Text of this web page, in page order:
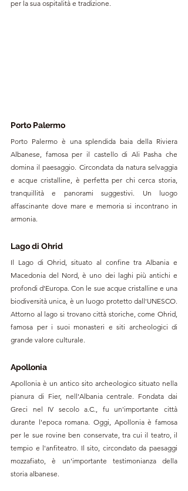
per la sua ospitalità e tradizione.
Porto Palermo
Porto Palermo è una splendida baia della Riviera
Albanese, famosa per il castello di Ali Pasha che
domina il paesaggio. Circondata da natura selvaggia
e acque cristalline, è perfetta per chi cerca storia,
tranquillità e panorami suggestivi. Un luogo
affascinante dove mare e memoria si incontrano in
armonia.
Lago di Ohrid
Il Lago di Ohrid, situato al confine tra Albania e
Macedonia del Nord, è uno dei laghi più antichi e
profondi d'Europa. Con le sue acque cristalline e una
biodiversità unica, è un luogo protetto dall'UNESCO.
Attorno al lago si trovano città storiche, come Ohrid,
famosa per i suoi monasteri e siti archeologici di
grande valore culturale.
Apollonia
Apollonia è un antico sito archeologico situato nella
pianura di Fier, nell'Albania centrale. Fondata dai
Greci nel IV secolo a.C., fu un'importante città
durante l'epoca romana. Oggi, Apollonia è famosa
per le sue rovine ben conservate, tra cui il teatro, il
tempio e l'anfiteatro. Il sito, circondato da paesaggi
mozzafiato, è un'importante testimonianza della
storia albanese.